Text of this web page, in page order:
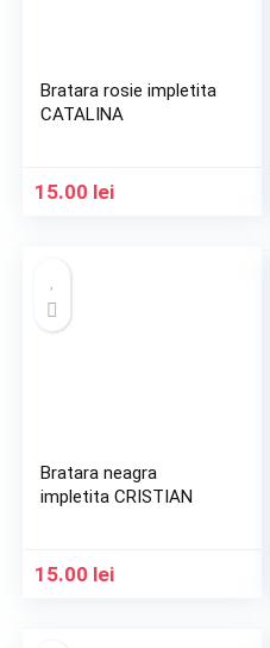
Bratara rosie impletita
CATALINA
15.00 lei
Bratara neagra
impletita CRISTIAN
15.00 lei